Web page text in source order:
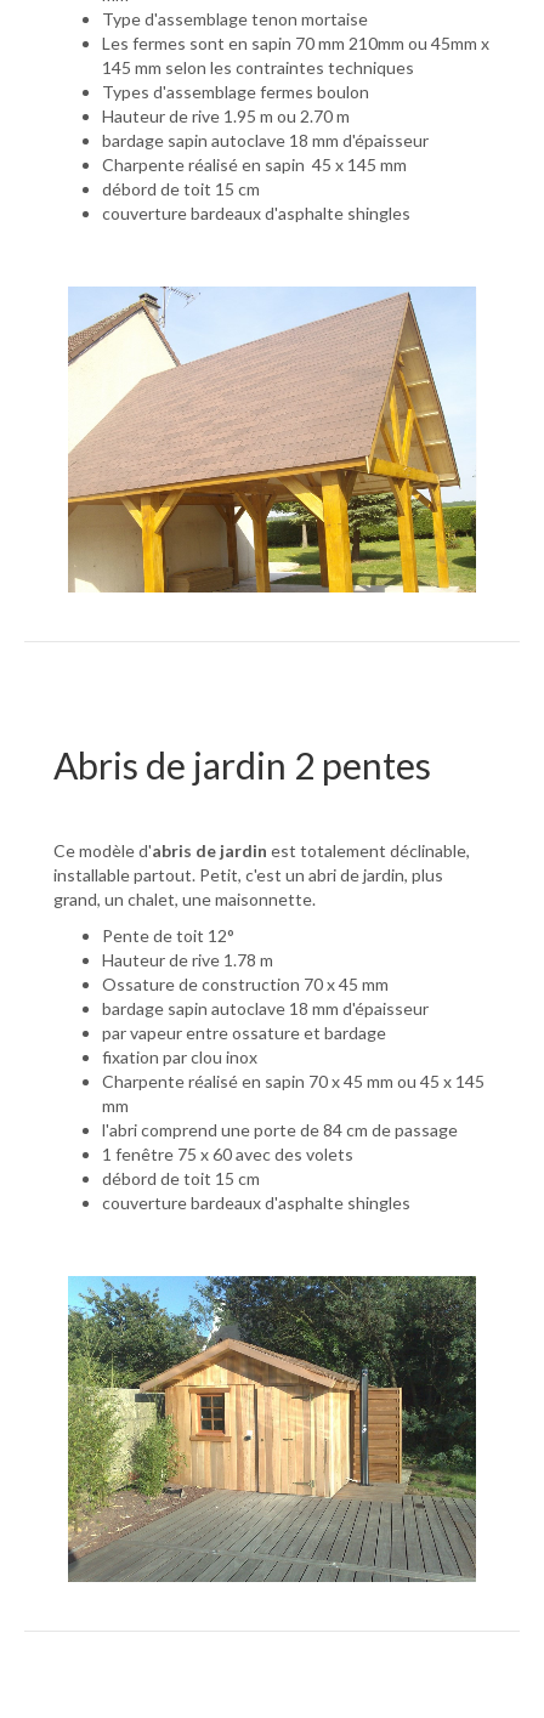
Type d'assemblage tenon mortaise
Les fermes sont en sapin 70 mm 210mm ou 45mm x
145 mm selon les contraintes techniques
Types d'assemblage fermes boulon
Hauteur de rive 1.95 m ou 2.70 m
bardage sapin autoclave 18 mm d'épaisseur
Charpente réalisé en sapin 45 x 145 mm
débord de toit 15 cm
couverture bardeaux d'asphalte shingles
Abris de jardin 2 pentes
Ce modèle d'abris de jardin est totalement déclinable,
installable partout. Petit, c'est un abri de jardin, plus
grand, un chalet, une maisonnette.
Pente de toit 12°
Hauteur de rive 1.78 m
Ossature de construction 70 x 45 mm
bardage sapin autoclave 18 mm d'épaisseur
par vapeur entre ossature et bardage
fixation par clou inox
Charpente réalisé en sapin 70 x 45 mm ou 45 x 145
mm
l'abri comprend une porte de 84 cm de passage
1 fenêtre 75 x 60 avec des volets
débord de toit 15 cm
couverture bardeaux d'asphalte shingles